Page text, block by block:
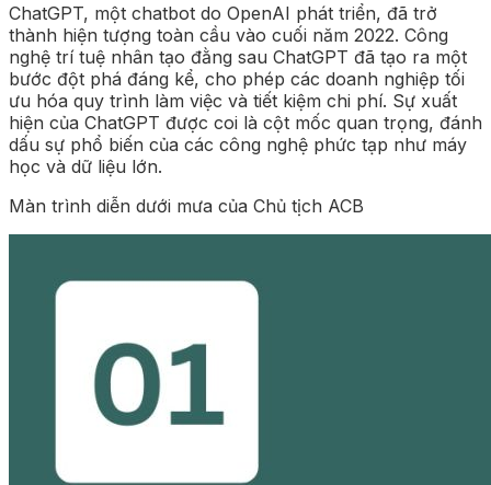
ChatGPT, một chatbot do OpenAI phát triển, đã trở
thành hiện tượng toàn cầu vào cuối năm 2022. Công
nghệ trí tuệ nhân tạo đằng sau ChatGPT đã tạo ra một
bước đột phá đáng kể, cho phép các doanh nghiệp tối
ưu hóa quy trình làm việc và tiết kiệm chi phí. Sự xuất
hiện của ChatGPT được coi là cột mốc quan trọng, đánh
dấu sự phổ biến của các công nghệ phức tạp như máy
học và dữ liệu lớn.
Màn trình diễn dưới mưa của Chủ tịch ACB